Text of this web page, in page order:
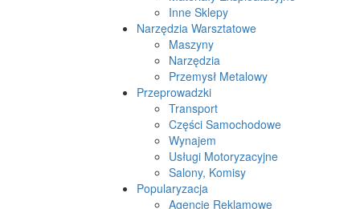
Inne Sklepy
Narzędzia Warsztatowe
Maszyny
Narzędzia
Przemysł Metalowy
Przeprowadzki
Transport
Części Samochodowe
Wynajem
Usługi Motoryzacyjne
Salony, Komisy
Popularyzacja
Agencje Reklamowe